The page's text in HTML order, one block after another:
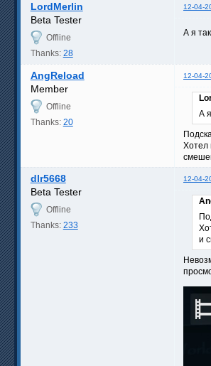
LordMerlin 12-04-
Beta Tester
Offline
Thanks: 28
А я
AngReload 12-04-
Member
Offline
Thanks: 20
А
Хотел
dlr5668 12-04-
Beta Tester
Offline
Thanks: 233
и